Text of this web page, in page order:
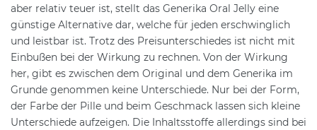
aber relativ teuer ist, stellt das Generika Oral Jelly eine
günstige Alternative dar, welche für jeden erschwinglich
und leistbar ist. Trotz des Preisunterschiedes ist nicht mit
Einbußen bei der Wirkung zu rechnen. Von der Wirkung
her, gibt es zwischen dem Original und dem Generika im
Grunde genommen keine Unterschiede. Nur bei der Form,
der Farbe der Pille und beim Geschmack lassen sich kleine
Unterschiede aufzeigen. Die Inhaltsstoffe allerdings sind bei